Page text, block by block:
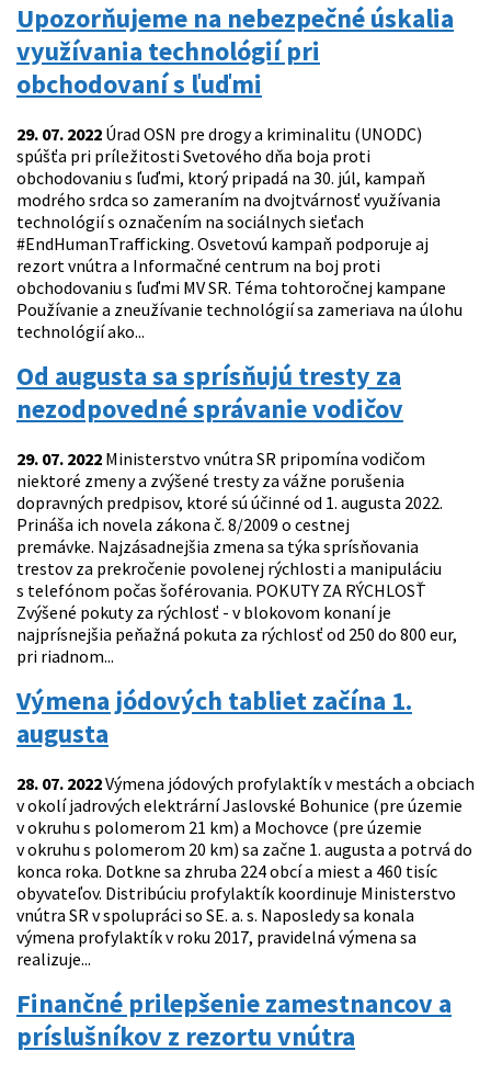
Upozorňujeme na nebezpečné úskalia
využívania technológií pri
obchodovaní s ľuďmi
29. 07. 2022 Úrad OSN pre drogy a kriminalitu (UNODC)
spúšťa pri príležitosti Svetového dňa boja proti
obchodovaniu s ľuďmi, ktorý pripadá na 30. júl, kampaň
modrého srdca so zameraním na dvojtvárnosť využívania
technológií s označením na sociálnych sieťach
#EndHumanTrafficking. Osvetovú kampaň podporuje aj
rezort vnútra a Informačné centrum na boj proti
obchodovaniu s ľuďmi MV SR. Téma tohtoročnej kampane
Používanie a zneužívanie technológií sa zameriava na úlohu
technológií ako...
Od augusta sa sprísňujú tresty za
nezodpovedné správanie vodičov
29. 07. 2022 Ministerstvo vnútra SR pripomína vodičom
niektoré zmeny a zvýšené tresty za vážne porušenia
dopravných predpisov, ktoré sú účinné od 1. augusta 2022.
Prináša ich novela zákona č. 8/2009 o cestnej
premávke. Najzásadnejšia zmena sa týka sprísňovania
trestov za prekročenie povolenej rýchlosti a manipuláciu
s telefónom počas šoférovania. POKUTY ZA RÝCHLOSŤ
Zvýšené pokuty za rýchlosť - v blokovom konaní je
najprísnejšia peňažná pokuta za rýchlosť od 250 do 800 eur,
pri riadnom...
Výmena jódových tabliet začína 1.
augusta
28. 07. 2022Výmena jódových profylaktík v mestách a obciach
v okolí jadrových elektrární Jaslovské Bohunice (pre územie
v okruhu s polomerom 21 km) a Mochovce (pre územie
v okruhu s polomerom 20 km) sa začne 1. augusta a potrvá do
konca roka. Dotkne sa zhruba 224 obcí a miest a 460 tisíc
obyvateľov. Distribúciu profylaktík koordinuje Ministerstvo
vnútra SR v spolupráci so SE. a. s. Naposledy sa konala
výmena profylaktík v roku 2017, pravidelná výmena sa
realizuje...
Finančné prilepšenie zamestnancov a
príslušníkov z rezortu vnútra